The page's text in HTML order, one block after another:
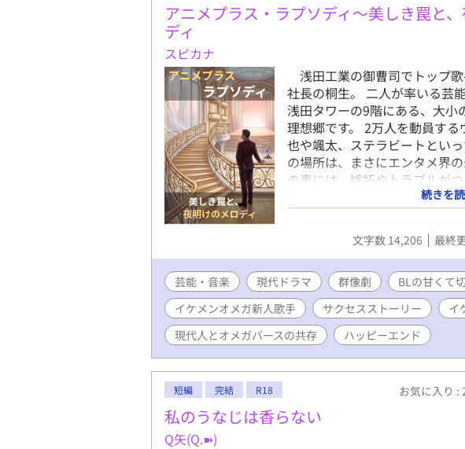
アニメプラス・ラプソディ～美しき罠と
ディ
スピカナ
浅田工業の御曹司でトップ
社長の桐生。 二人が率いる芸
浅田タワーの9階にある、大小
理想郷です。 2万人を動員す
也や颯太、ステラビートとい
の場所は、まさにエンタメ界
の裏には、嫉妬やトラブルが
らせや罠が忍び寄ります。 オ
達也も果敢に芸能界の荒波に
功の裏で揺れ動く若者たちの
て甘く切ない愛のドラマ。
ぷりのサクセスストーリーをお
然に溶け込むオメガバースの
ァンタジーをぜひお楽しみく
引きや危うい場面を暗示する
Fujossy小説コンテストエント
回が8月31日になります。そち
す。 このサイトで読んで下さ
を宜しくお願いします。 最後
続きを
文字数 14,206 最終
芸能・音楽 現代ドラマ 群像劇 BLの甘くて
イケメンオメガ新人歌手
サクセスストーリー
イ
現代人とオメガバースの共存
ハッピーエンド
短編 完結 R18 お気に入り :
私のうなじは香らない
Q矢(Q.➽)